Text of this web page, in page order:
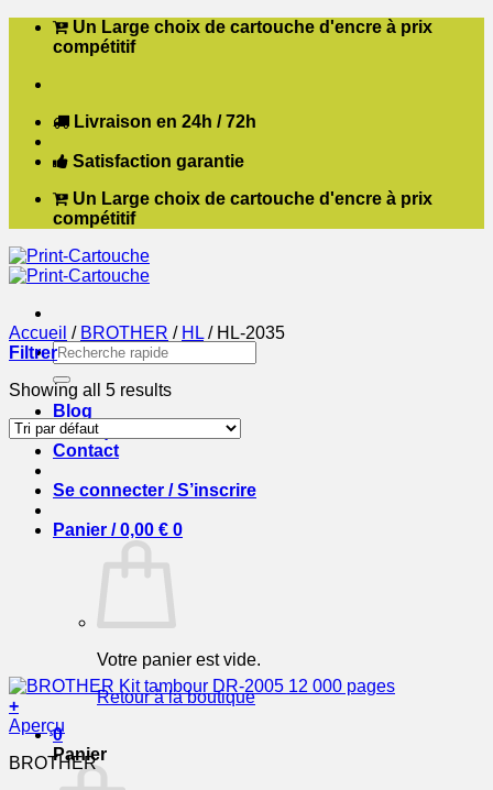
Passer Un Large choix de cartouche d'encre à prix
compétitif
Livraison en 24h / 72h
Satisfaction garantie
Un Large choix de cartouche d'encre à prix
compétitif
Recherche
pour :
Blog
Boutique
Contact
Se connecter / S’inscrire
Panier /0,00 € 0
Votre panier est vide.
Retour à la boutique
0
Panier
Accueil / BROTHER / HL /HL-2035
Filtrer
Showing all 5 results
+
Aperçu
BROTHER